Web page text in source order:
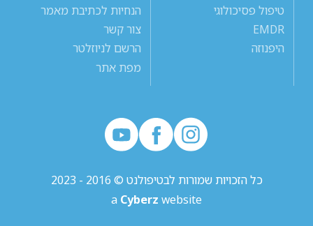
טיפול פסיכולוגי
EMDR
היפנוזה
הנחיות לכתיבת מאמר
צור קשר
הרשם לניוזלטר
מפת אתר
כל הזכויות שמורות לבטיפולנט © 2016 - 2023
a Cyberz website